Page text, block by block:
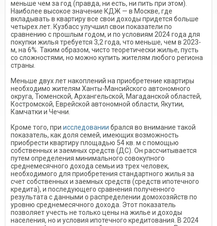
меньше чем за год (правда, ни есть, ни пить при этом).
Наиболее высокое значение КДЖ — в Москве, где
вкладывать в квартиру все свои доходы придется больше
четырех лет. Кузбасс улучшил свои показатели по
сравнению с прошлым годом, и по условиям 2024 года для
покупки жилья требуется 3,2 года, что меньше, чем в 2023-
м, на 6%. Таким образом, чисто теоретически жилье, пусть
со сложностями, но можно купить жителям любого региона
страны.
Меньше двух лет накоплений на приобретение квартиры
необходимо жителям Ханты-Мансийского автономного
округа, Тюменской, Архангельской, Магаданской областей,
Костромской, Еврейской автономной области, Якутии,
Камчатки и Чечни.
Кроме того, при исследовании брался во внимание такой
показатель, как доля семей, имеющих возможность
приобрести квартиру площадью 54 кв. м с помощью
собственных и заемных средств (ДС). Он рассчитывается
путем определения минимального совокупного
среднемесячного дохода семьи из трех человек,
необходимого для приобретения стандартного жилья за
счет собственных и заемных средств (средств ипотечного
кредита), и последующего сравнения полученного
результата с данными о распределении домохозяйств по
уровню среднемесячного дохода. Этот показатель
позволяет учесть не только цены на жилье и доходы
населения, но и условия ипотечного кредитования. В 2024